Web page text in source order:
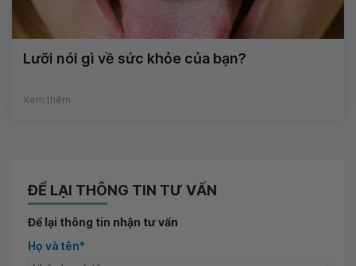
Lưỡi nói gì về sức khỏe của bạn?
Xem thêm
ĐỂ LẠI THÔNG TIN TƯ VẤN
Để lại thông tin nhận tư vấn
Họ và tên*